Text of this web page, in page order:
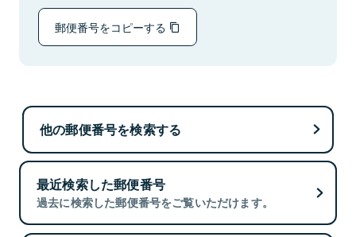
郵便番号をコピーする
他の郵便番号を検索する
最近検索した郵便番号
過去に検索した郵便番号をご覧いただけます。